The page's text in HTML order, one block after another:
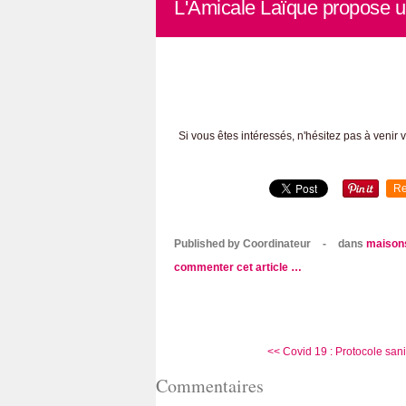
L'Amicale Laïque propose
Si vous êtes intéressés, n'hésitez pas à venir
Published by Coordinateur - dans
commenter cet article …
<< Covid 19 : Protocole
Commentaires